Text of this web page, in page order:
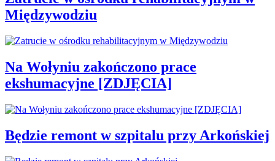
Międzywodziu
Na Wołyniu zakończono prace
ekshumacyjne [ZDJĘCIA]
Będzie remont w szpitalu przy Arkońskiej